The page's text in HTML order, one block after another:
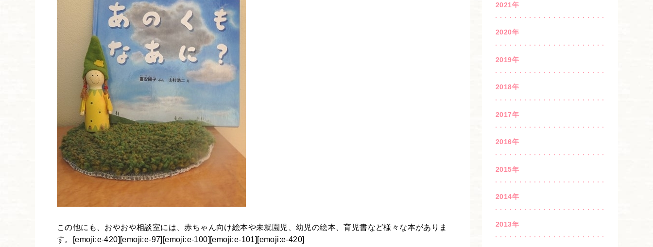
この他にも、おやおや相談室には、赤ちゃん向け絵本や未就園児、幼児の絵本、育児書など様々な本がありま
す。[emoji:e-420][emoji:e-97][emoji:e-100][emoji:e-101][emoji:e-420]
2021年
2020年
2019年
2018年
2017年
2016年
2015年
2014年
2013年